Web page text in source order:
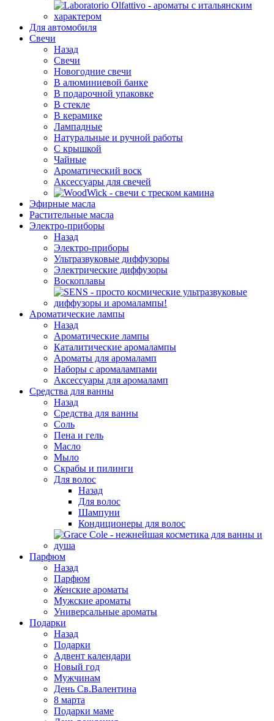
Для автомобиля
Свечи
Назад
Свечи
Новогодние свечи
В алюминиевой банке
В подарочной упаковке
В стекле
В керамике
Лампадные
Натуральные и ручной работы
С крышкой
Чайные
Ароматический воск
Аксессуары для свечей
Эфирные масла
Растительные масла
Электро-приборы
Назад
Электро-приборы
Ультразвуковые диффузоры
Электрические диффузоры
Воскоплавы
Ароматические лампы
Назад
Ароматические лампы
Каталитические аромалампы
Ароматы для аромаламп
Наборы с аромалампами
Аксессуары для аромаламп
Средства для ванны
Назад
Средства для ванны
Соль
Пена и гель
Масло
Мыло
Скрабы и пилинги
Для волос
Назад
Для волос
Шампуни
Кондиционеры для волос
Парфюм
Назад
Парфюм
Женские ароматы
Мужские ароматы
Универсальные ароматы
Подарки
Назад
Подарки
Адвент календари
Новый год
Мужчинам
День Св.Валентина
8 марта
Подарки маме